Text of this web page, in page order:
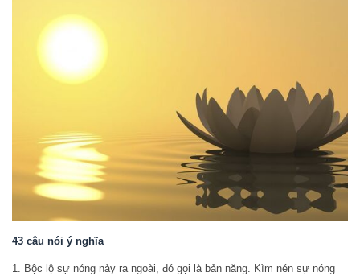
43 câu nói ý nghĩa
1. Bộc lộ sự nóng nảy ra ngoài, đó gọi là bản năng. Kìm nén sự nóng